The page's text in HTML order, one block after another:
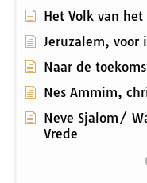
Het Volk van het
Jeruzalem, voor
Naar de
Nes Ammim,
Neve Sjalom/
Vrede